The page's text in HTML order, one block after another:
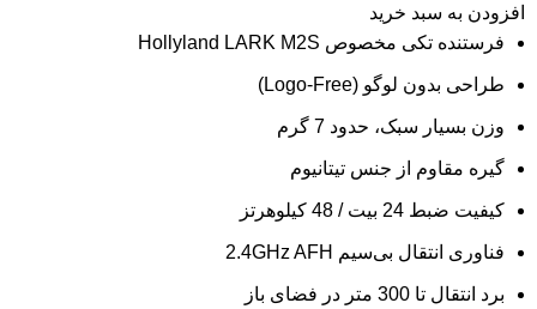
افزودن به سبد خرید
فرستنده تکی مخصوص Hollyland LARK M2S
طراحی بدون لوگو (Logo-Free)
وزن بسیار سبک، حدود 7 گرم
گیره مقاوم از جنس تیتانیوم
کیفیت ضبط 24 بیت / 48 کیلوهرتز
فناوری انتقال بی‌سیم 2.4GHz AFH
برد انتقال تا 300 متر در فضای باز